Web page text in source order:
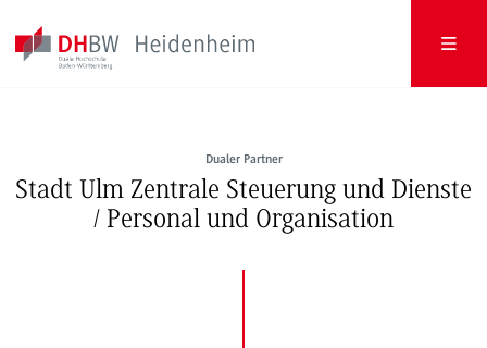
Dualer Partner
Stadt Ulm Zentrale Steuerung und Dienste
/ Personal und Organisation